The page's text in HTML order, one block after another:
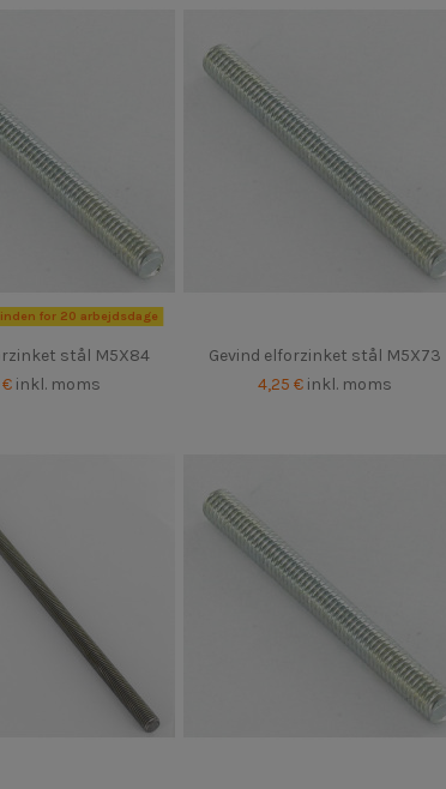
for 20 arbejdsdage
stål M5X84
inkl. moms
Gevind elforzinket stål M5X73
4,25 € inkl. moms